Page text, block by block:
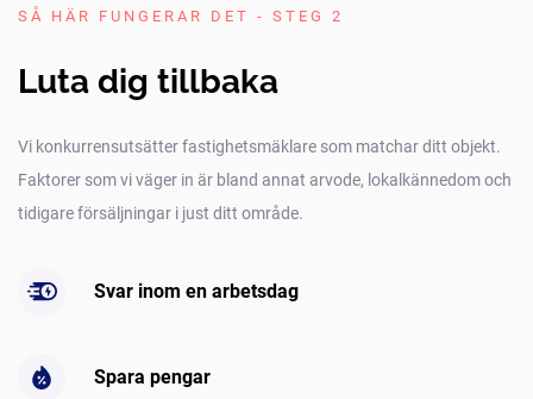
SÅ HÄR FUNGERAR DET - STEG 2
Luta dig tillbaka
Vi konkurrensutsätter fastighetsmäklare som matchar ditt objekt.
Faktorer som vi väger in är bland annat arvode, lokalkännedom och
tidigare försäljningar i just ditt område.
Svar inom en arbetsdag
Spara pengar